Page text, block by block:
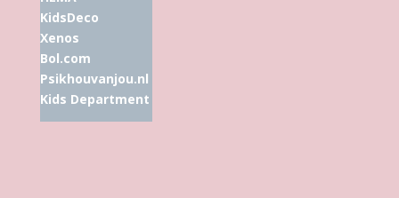
KidsDeco
Xenos
Bol.com
Psikhouvanjou.nl
Kids Department